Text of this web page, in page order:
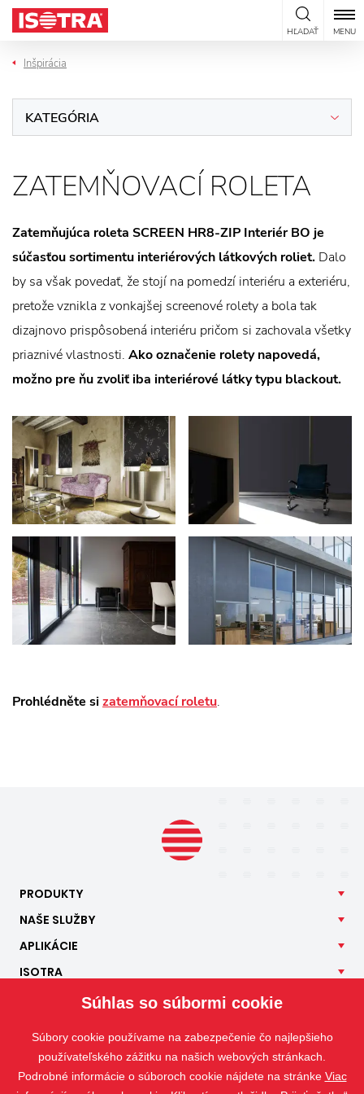
Preskočiť na obsah
HĽADAŤ MENU
Inšpirácia
KATEGÓRIA
ZATEMŇOVACÍ ROLETA
Zatemňujúca roleta SCREEN HR8-ZIP Interiér BO je
súčasťou sortimentu interiérových látkových roliet. Dalo
by sa však povedať, že stojí na pomedzí interiéru a exteriéru,
pretože vznikla z vonkajšej screenové rolety a bola tak
dizajnovo prispôsobená interiéru pričom si zachovala všetky
priaznivé vlastnosti. Ako označenie rolety napovedá,
možno pre ňu zvoliť iba interiérové látky typu blackout.
Prohlédněte sizatemňovací roletu.
PRODUKTY
NAŠE SLUŽBY
APLIKÁCIE
ISOTRA
Súhlas so súbormi cookie
Súbory cookie používame na zabezpečenie čo najlepšieho
používateľského zážitku na našich webových stránkach.
Podrobné informácie o súboroch cookie nájdete na stránke Viac